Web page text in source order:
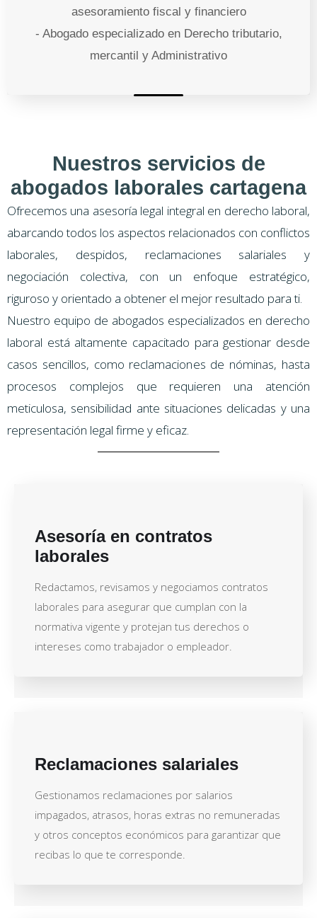
asesoramiento fiscal y financiero
- Abogado especializado en Derecho tributario,
mercantil y Administrativo
Nuestros servicios de
abogados laborales cartagena
Ofrecemos una asesoría legal integral en derecho laboral,
abarcando todos los aspectos relacionados con conflictos
laborales, despidos, reclamaciones salariales y
negociación colectiva, con un enfoque estratégico,
riguroso y orientado a obtener el mejor resultado para ti.
Nuestro equipo de abogados especializados en derecho
laboral está altamente capacitado para gestionar desde
casos sencillos, como reclamaciones de nóminas, hasta
procesos complejos que requieren una atención
meticulosa, sensibilidad ante situaciones delicadas y una
representación legal firme y eficaz.
Asesoría en contratos
laborales
Redactamos, revisamos y negociamos contratos
laborales para asegurar que cumplan con la
normativa vigente y protejan tus derechos o
intereses como trabajador o empleador.
Reclamaciones salariales
Gestionamos reclamaciones por salarios
impagados, atrasos, horas extras no remuneradas
y otros conceptos económicos para garantizar que
recibas lo que te corresponde.